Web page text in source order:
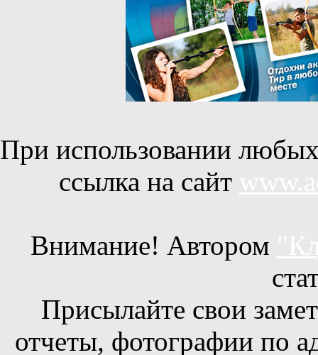
При использовании любых
ссылка на сайт
Внимание! Автором
Присылайте свои
отчеты, фотографии по